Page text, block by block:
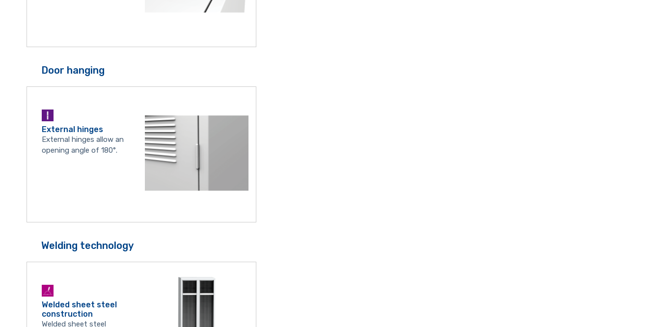
Door hanging
External hinges
External hinges allow an
opening angle of 180°.
Welding technology
Welded sheet steel
construction
Welded sheet steel